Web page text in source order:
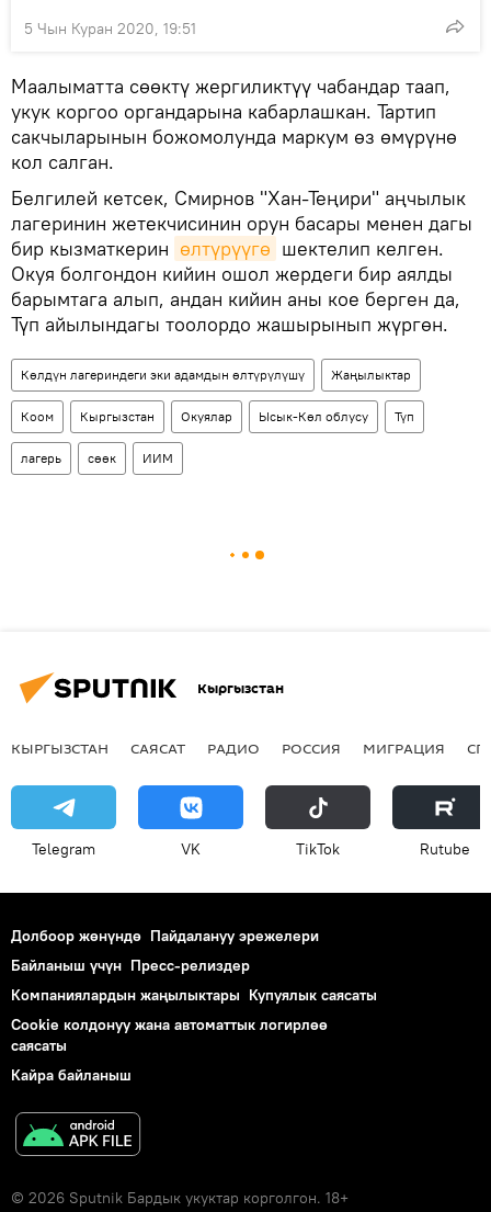
5 Чын Куран 2020, 19:51
Маалыматта сөөктү жергиликтүү чабандар таап,
укук коргоо органдарына кабарлашкан. Тартип
сакчыларынын божомолунда маркум өз өмүрүнө
кол салган.
Белгилей кетсек, Смирнов "Хан-Теңири" аңчылык
лагеринин жетекчисинин орун басары менен дагы
бир кызматкерин өлтүрүүгө шектелип келген.
Окуя болгондон кийин ошол жердеги бир аялды
барымтага алып, андан кийин аны кое берген да,
Түп айылындагы тоолордо жашырынып жүргөн.
Көлдүн лагериндеги эки адамдын өлтүрүлүшү Жаңылыктар
Коом Кыргызстан Окуялар Ысык-Көл облусу Түп
лагерь сөөк ИИМ
Кыргызстан
КЫРГЫЗСТАН САЯСАТ РАДИО РОССИЯ МИГРАЦИЯ
Telegram VK ТikТоk Rutube
Долбоор жөнүндө Пайдалануу эрежелери
Байланыш үчүн Пресс-релиздер
Компаниялардын жаңылыктары Купуялык саясаты
Cookie колдонуу жана автоматтык логирлөө
саясаты
Кайра байланыш
© 2026 Sputnik Бардык укуктар корголгон. 18+